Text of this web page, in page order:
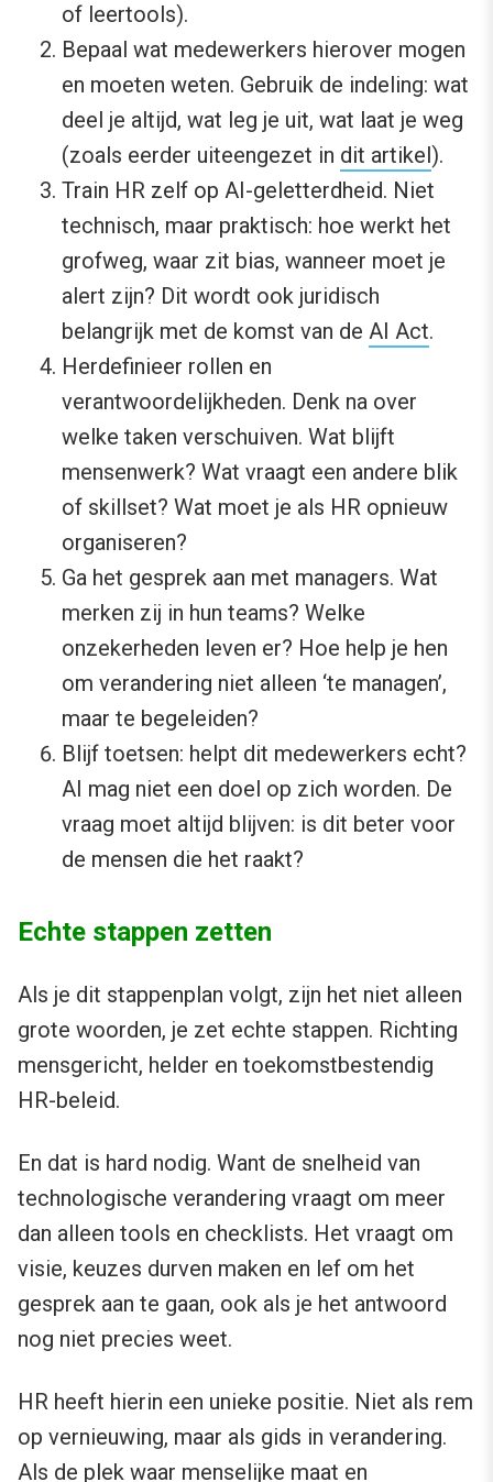
of leertools).
Bepaal wat medewerkers hierover mogen
en moeten weten. Gebruik de indeling: wat
deel je altijd, wat leg je uit, wat laat je weg
(zoals eerder uiteengezet in dit artikel).
Train HR zelf op AI-geletterdheid. Niet
technisch, maar praktisch: hoe werkt het
grofweg, waar zit bias, wanneer moet je
alert zijn? Dit wordt ook juridisch
belangrijk met de komst van de AI Act.
Herdefinieer rollen en
verantwoordelijkheden. Denk na over
welke taken verschuiven. Wat blijft
mensenwerk? Wat vraagt een andere blik
of skillset? Wat moet je als HR opnieuw
organiseren?
Ga het gesprek aan met managers. Wat
merken zij in hun teams? Welke
onzekerheden leven er? Hoe help je hen
om verandering niet alleen ‘te managen’,
maar te begeleiden?
Blijf toetsen: helpt dit medewerkers echt?
AI mag niet een doel op zich worden. De
vraag moet altijd blijven: is dit beter voor
de mensen die het raakt?
Echte stappen zetten
Als je dit stappenplan volgt, zijn het niet alleen
grote woorden, je zet echte stappen. Richting
mensgericht, helder en toekomstbestendig
HR-beleid.
En dat is hard nodig. Want de snelheid van
technologische verandering vraagt om meer
dan alleen tools en checklists. Het vraagt om
visie, keuzes durven maken en lef om het
gesprek aan te gaan, ook als je het antwoord
nog niet precies weet.
HR heeft hierin een unieke positie. Niet als rem
op vernieuwing, maar als gids in verandering.
Als de plek waar menselijke maat en